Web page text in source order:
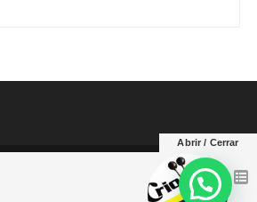
Abrir / Cerrar
Yaracuy 104..9 Fm. Todos